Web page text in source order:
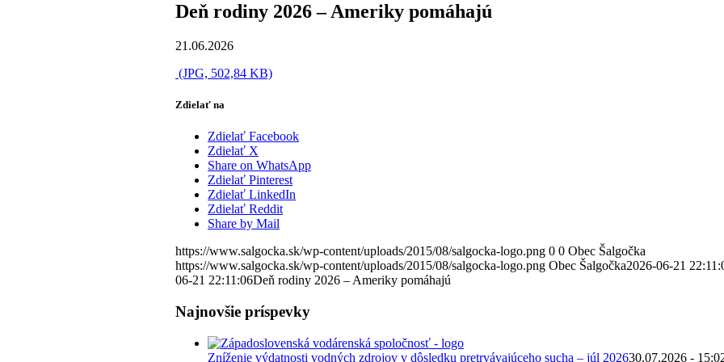
Deň rodiny 2026 – Ameriky pomáhajú
21.06.2026
(JPG, 502,84 KB)
Zdielať na
Zdielať Facebook
Zdielať X
Share on WhatsApp
Zdielať Pinterest
Zdielať LinkedIn
Zdielať Reddit
Share by Mail
https://www.salgocka.sk/wp-content/uploads/2015/08/salgocka-logo.png 0 0 Obec Šalgočka
https://www.salgocka.sk/wp-content/uploads/2015/08/salgocka-logo.png Obec Šalgočka2026-06-21
06-21 22:11:06Deň rodiny 2026 – Ameriky pomáhajú
Najnovšie príspevky
Zníženie výdatnosti vodných zdrojov v dôsledku pretrvávajúceho sucha – júl 202630.07.2026 -